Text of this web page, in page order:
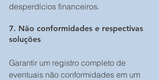
desperdícios financeiros.
7. Não conformidades e respectivas
soluções
Garantir um registro completo de
eventuais não conformidades em um